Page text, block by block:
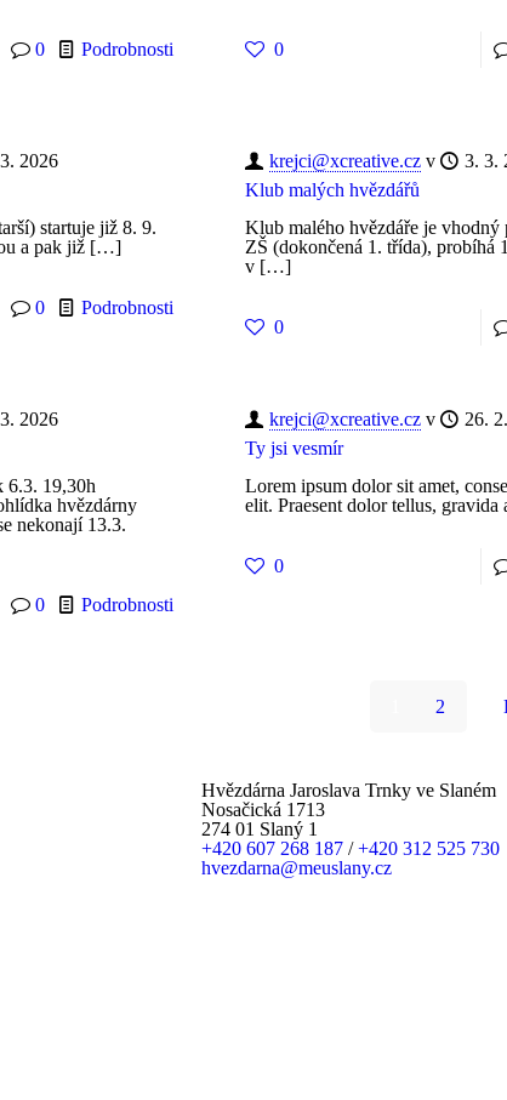
0 Podrobnosti 0
2026
startuje již 8. 9.
a pak již[…]
0 Podrobnosti
krejci@xcreative.cz v
3. 3.
Klub malých hvězdářů
Klub malého hvězdáře je vhodný
ZŠ (dokončená 1. třída), probíhá
v[…]
0
2026
6.3. 19,30h
hvězdárny
nekonají 13.3.
0 Podrobnosti
krejci@xcreative.cz v
26.
Ty jsi vesmír
Lorem ipsum dolor sit amet,
elit. Praesent dolor tellus, gravida
0
2
Hvězdárna Jaroslava Trnky ve Slaném
Nosačická 1713
274 01 Slaný 1
+420 607 268 187/+420 312 525 730
hvezdarna@meuslany.cz